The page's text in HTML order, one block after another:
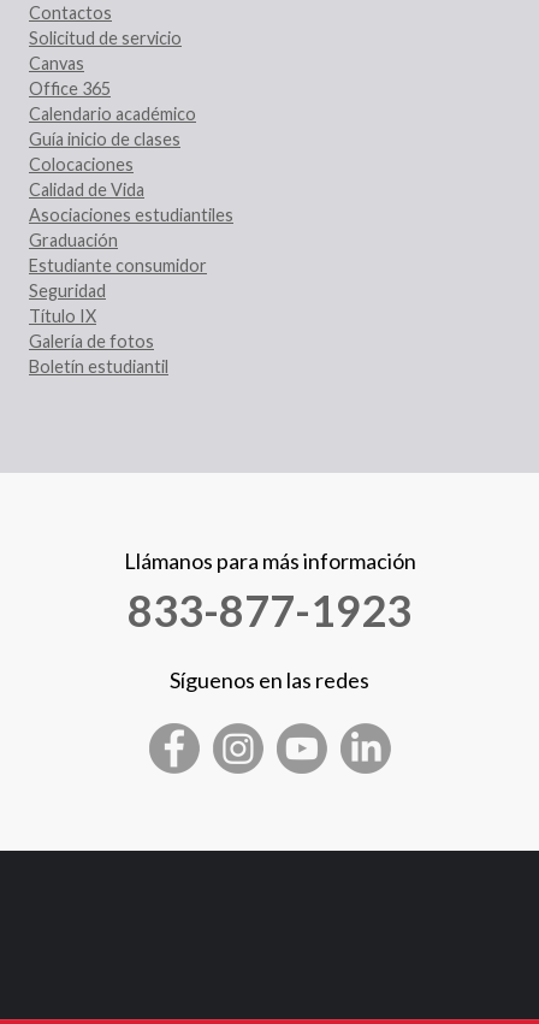
Contactos
Solicitud de servicio
Canvas
Office 365
Calendario académico
Guía inicio de clases
Colocaciones
Calidad de Vida
Asociaciones estudiantiles
Graduación
Estudiante consumidor
Seguridad
Título IX
Galería de fotos
Boletín estudiantil
Llámanos para más información
833-877-1923
Síguenos en las redes